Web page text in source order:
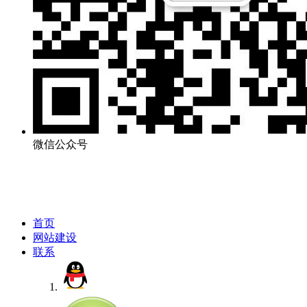
微信公众号
首页
网站建设
联系